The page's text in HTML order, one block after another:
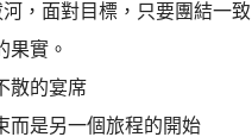
，面對目標，只要團結一
果實。
散的宴席
而是另一個旅程的開始